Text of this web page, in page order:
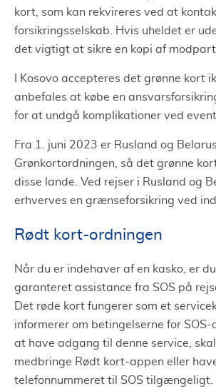
kort, som kan rekvireres ved at
forsikringsselskab. Hvis uheldet er
det vigtigt at sikre en kopi af
I Kosovo accepteres det grønne kort
anbefales at købe en
for at undgå komplikationer ved
Fra 1. juni 2023 er Rusland og
Grønkortordningen, så det grønne
disse lande. Ved rejser i Rusland og
erhverves en grænseforsikring ved
Rødt kort-ordningen
Når du er indehaver af en kasko, er
garanteret assistance fra SOS på
Det røde kort fungerer som et
informerer om betingelserne for
at have adgang til denne service,
medbringe Rødt kort-appen eller
telefonnummeret til SOS tilgængeligt.